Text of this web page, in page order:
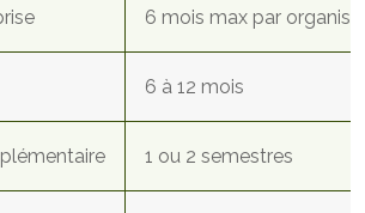
6 mois max par
6 à 12 mois
1 ou 2 semestres